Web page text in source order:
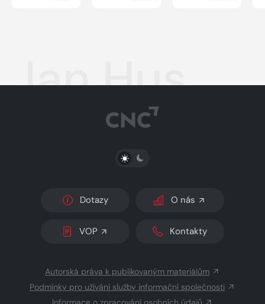
Jan Hus
PŘEPNOUT SVĚTLÝ/TMAVÝ REŽIM
Dotazy O nás
VOP Kontakty
Autorská práva k publikovaným materiálům
Podmínky pro užívání služby informační společnosti